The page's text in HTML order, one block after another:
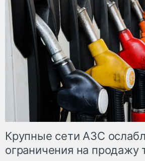
Крупные сети АЗС
ограничения на продажу